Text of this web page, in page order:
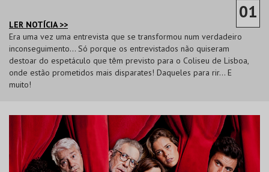
LER NOTÍCIA >>
01
Era uma vez uma entrevista que se transformou num verdadeiro
inconseguimento… Só porque os entrevistados não quiseram
destoar do espetáculo que têm previsto para o Coliseu de Lisboa,
onde estão prometidos mais disparates! Daqueles para rir… E
muito!